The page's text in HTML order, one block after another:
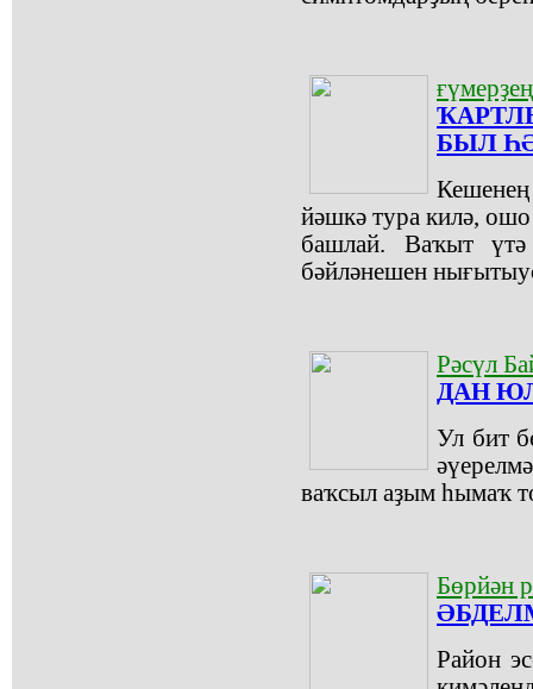
БЫЛ
Кешенең
йәшкә тура килә,
башлай. Ваҡыт
бәйләнешен
Рәсүл
ДАН
Ул бит
ваҡсыл аҙым һымаҡ
Бөрйән
Район